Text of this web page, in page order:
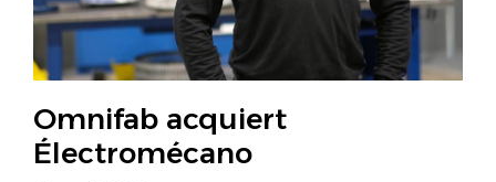
Omnifab acquiert
Électromécano